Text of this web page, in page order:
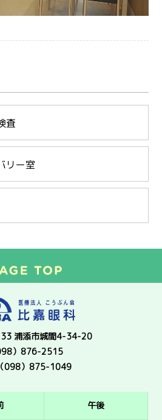
査
リー室
浦添市城間4-34-20
）876-2515
098）875-1049
午後